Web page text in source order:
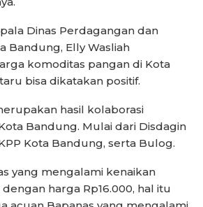
Dinas Perdagangan dan
Bandung, Elly Wasliah
komoditas pangan di Kota
bisa dikatakan positif.
hasil kolaborasi
Bandung. Mulai dari Disdagin
Kota Bandung, serta Bulog.
yang mengalami kenaikan
harga Rp16.000, hal itu